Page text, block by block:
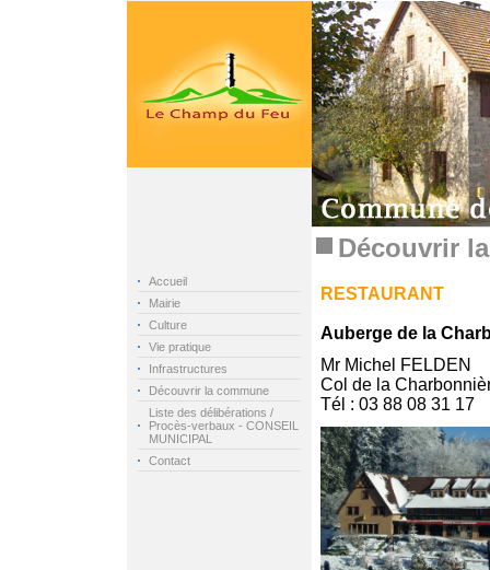
Accueil
Mairie
Culture
Vie pratique
Infrastructures
Découvrir la commune
Liste des délibérations /
Procès-verbaux - CONSEIL
MUNICIPAL
Contact
Découvrir
RESTAURANT
Auberge de la
Mr Michel FELDEN
Col de la
Tél : 03 88 08 31 17